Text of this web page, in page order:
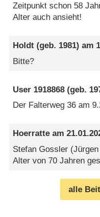
Zeitpunkt schon 58
Alter auch ansieht!
Holdt (geb. 1981) am
Bitte?
User 1918868 (geb.
Der Falterweg 36 am
Hoerratte am
Stefan Gossler
Alter von 70 Jahren
alle